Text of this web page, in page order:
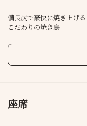
待にも最高！
備長炭で豪快に焼き上げる
こだわりの焼き鳥
座席